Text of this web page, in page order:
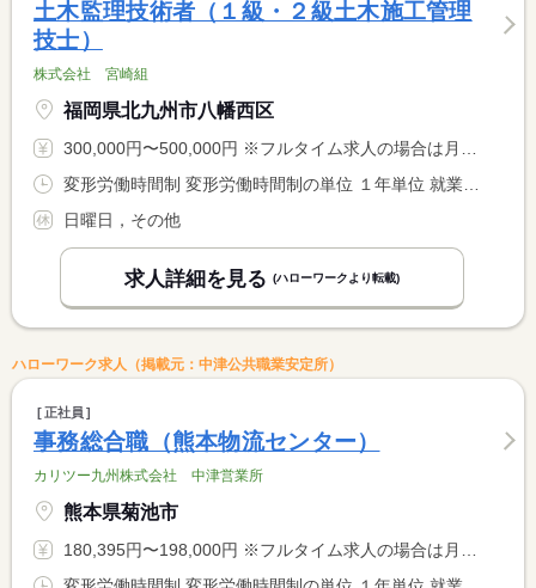
土木監理技術者（１級・２級土木施工管理
技士）
株式会社 宮崎組
福岡県北九州市八幡西区
300,000円〜500,000円 ※フルタイム求人の場合は月額（換算額）、パート求人の場合は時間額を表示しています。
日曜日，その他
求人詳細を見る (ハローワークより転載)
ハローワーク求人（掲載元：中津公共職業安定所）
正社員
事務総合職（熊本物流センター）
カリツー九州株式会社 中津営業所
熊本県菊池市
180,395円〜198,000円 ※フルタイム求人の場合は月額（換算額）、パート求人の場合は時間額を表示しています。